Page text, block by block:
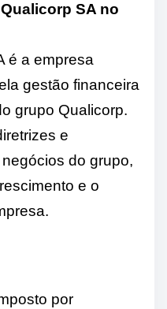
SA no
é a empresa
gestão financeira
grupo Qualicorp.
e
do grupo,
e o
por